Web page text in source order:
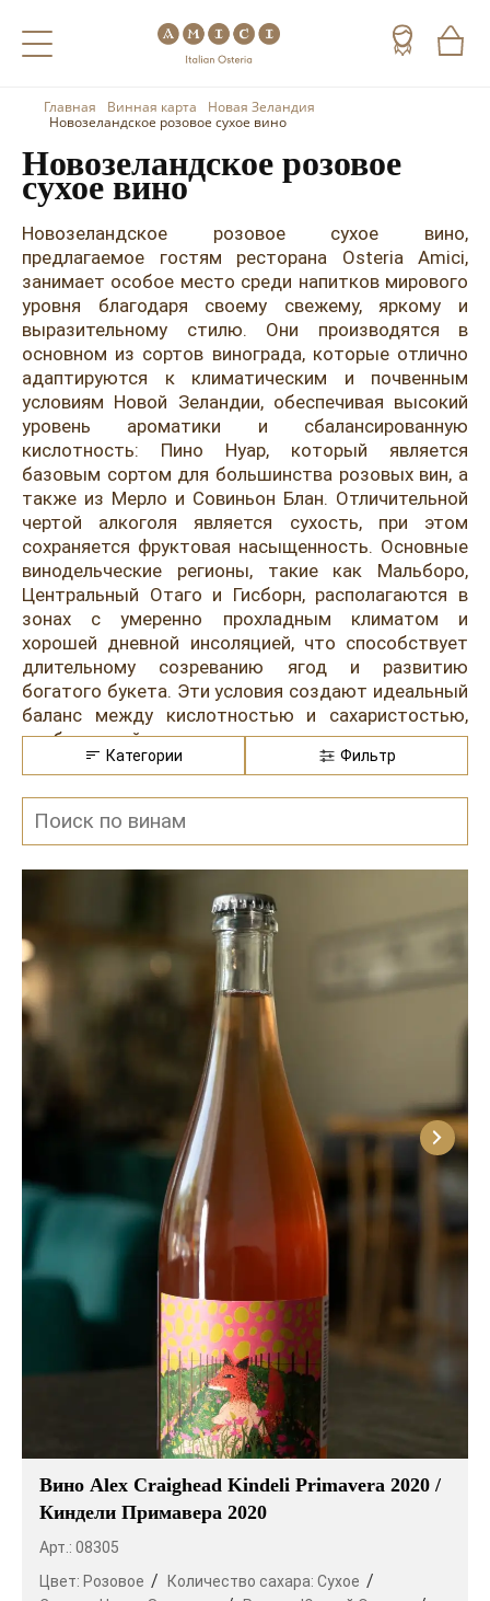
Назад
Холодные напитки
Кофе
Назад
Вино
Игристое вино
Портвейн
Херес
Красные вина
Белые вина
Розовые вина
Итальянские вина
Французские вина
Испанские вина
Назад
Виски
Арманьяк
Текила
Мескаль
Кальвадос
Джин
Ром
Граппа
Водка
Саке
Пиво
Главная Винная карта
Новая Зеландия
Новозеландское розовое сухое вино
Новозеландское розовое
сухое вино
Новозеландское розовое сухое вино,
предлагаемое гостям ресторана Osteria Amici,
занимает особое место среди напитков мирового
уровня благодаря своему свежему, яркому и
выразительному стилю. Они производятся в
основном из сортов винограда, которые отлично
адаптируются к климатическим и почвенным
условиям Новой Зеландии, обеспечивая высокий
уровень ароматики и сбалансированную
кислотность: Пино Нуар, который является
базовым сортом для большинства розовых вин, а
также из Мерло и Совиньон Блан. Отличительной
чертой алкоголя является сухость, при этом
сохраняется фруктовая насыщенность. Основные
винодельческие регионы, такие как Мальборо,
Центральный Отаго и Гисборн, располагаются в
зонах с умеренно прохладным климатом и
хорошей дневной инсоляцией, что способствует
длительному созреванию ягод и развитию
богатого букета. Эти условия создают идеальный
баланс между кислотностью и сахаристостью,
необходимый для получения вина с ярко
выраженной свежестью и легкой минеральностью.
Производство новозеландского розового сухого
сохранения свежести и аромата. Основной метод
— это прямое прессование или короткая
мацерация, позволяющая получить нежный цвет и
тонкие фруктовые оттенки. Ферментация обычно
проходит при низких температурах с
использованием специальных штаммов дрожжей,
что сохраняет чистоту и яркость ароматов. Вина
не подвергают вызреванию в дубе, чтобы не
потерять свежесть и лёгкость, а чаще всего
ферментация и выдержка происходят в стальных
ёмкостях. В аромате доминируют нотки клубники,
малины, красной смородины, дополненные
легкими цветочными и цитрусовыми оттенками.
Во вкусе они сочетают приятную кислотность,
умеренную фруктовость и лёгкую сухость, что
делает их гармоничными и хорошо
сбалансированными. Такие вина отлично подходят
для сопровождения пиццы с морепродуктами,
салата с рукколой и креветками «Италия»,
спагетти фрутти ди маре, ризотто с крабом. Все
эти блюда можно найти в меню нашего ресторана.
Категории Фильтр
Вино Alex Craighead Kindeli Primavera 2020 /
Киндели Примавера 2020
Арт.: 08305
Цвет: Розовое Количество сахара: Сухое